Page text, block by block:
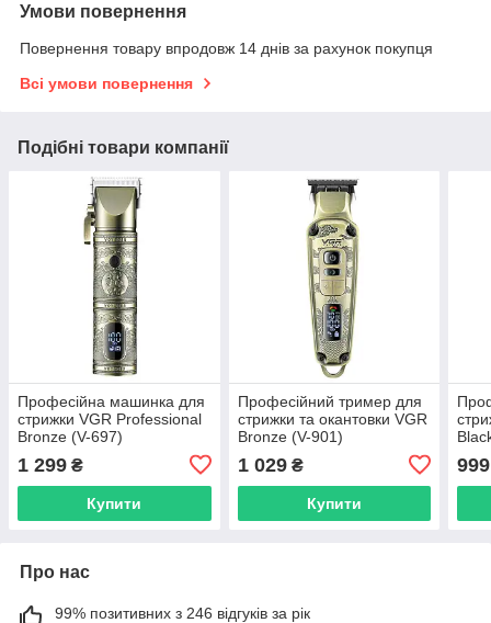
Умови повернення
Повернення товару впродовж 14 днів за рахунок покупця
Всі умови повернення
Подібні товари компанії
Професійна машинка для
стрижки VGR Professional
Bronze (V-697)
1 299 ₴
Купити
Професійний тример для
стрижки та окантовки VGR
Bronze (V-901)
1 029₴
Купити
999
Про нас
99% позитивних з 246 відгуків за рік